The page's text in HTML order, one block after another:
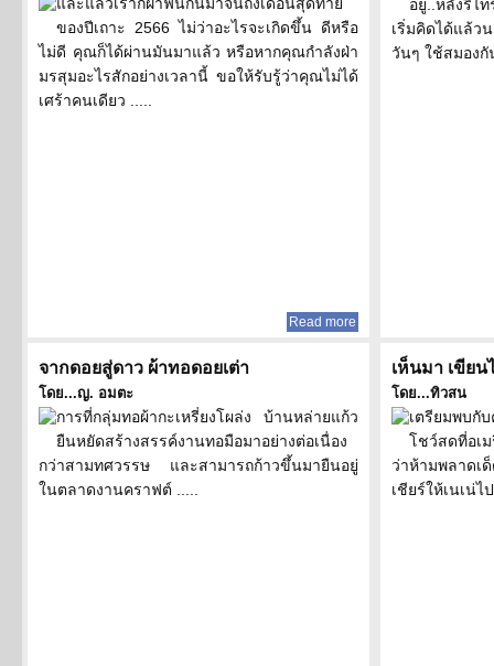
ของปีเถาะ 2566 ไม่ว่าอะไรจะเกิดขึ้น ดีหรือ
ไม่ดี คุณก็ได้ผ่านมันมาแล้ว หรือหากคุณกำลังฝ่า
มรสุมอะไรสักอย่างเวลานี้ ขอให้รับรู้ว่าคุณไม่ได้
เศร้าคนเดียว .....
Read more
จากดอยสู่ดาว ผ้าทอดอยเต่า
โดย...ญ. อมตะ
การที่กลุ่มทอผ้ากะเหรี่ยงโผล่ง บ้านหล่ายแก้ว
ยืนหยัดสร้างสรรค์งานทอมือมาอย่างต่อเนื่อง
กว่าสามทศวรรษ และสามารถก้าวขึ้นมายืนอยู่
ในตลาดงานคราฟต์ .....
อยู่..หลังรีไ
เริ่มคิดได้แล้
วันๆ ใช้สมองกั
เห็นมา เขีย
โดย...ทิวสน
เตรียมพบกั
โชว์สดที่อเ
ว่าห้ามพลาดเ
เชียร์ให้เนเน่